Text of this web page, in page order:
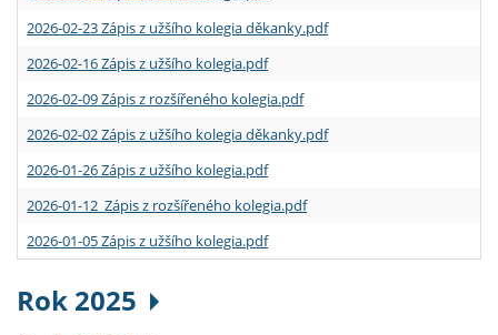
2026-02-23 Zápis z užšího kolegia děkanky.pdf
2026-02-16 Zápis z užšího kolegia.pdf
2026-02-09 Zápis z rozšířeného kolegia.pdf
2026-02-02 Zápis z užšího kolegia děkanky.pdf
2026-01-26 Zápis z užšího kolegia.pdf
2026-01-12 Zápis z rozšířeného kolegia.pdf
2026-01-05 Zápis z užšího kolegia.pdf
Rok 2025